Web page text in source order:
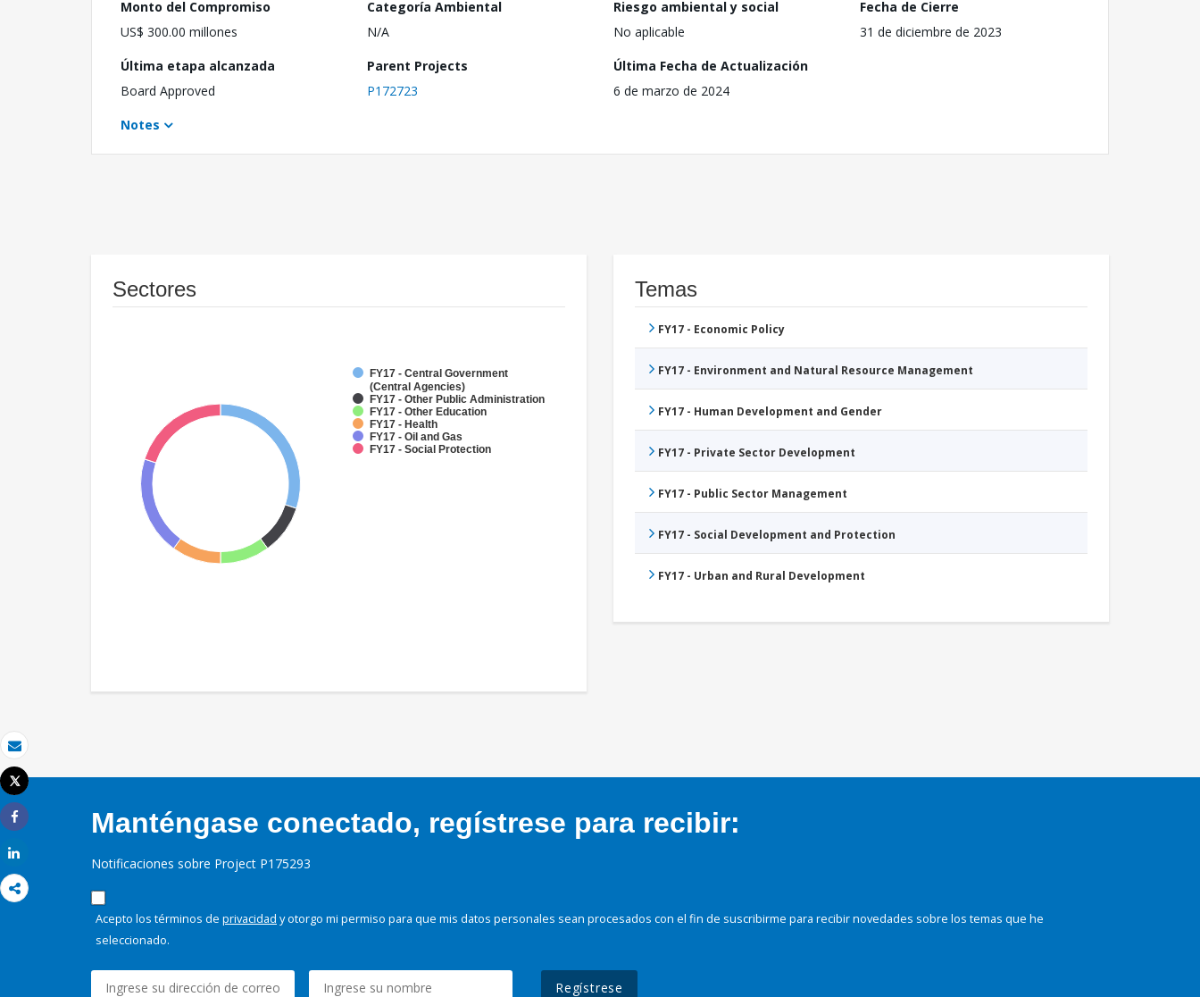
Correo electrónico
Imprimir
Tweet
Share
Monto del Compromiso
US$ 300.00 millones
Categoría Ambiental
N/A
Riesgo ambiental y social
No aplicable
Fecha de Cierre
31 de diciembre de 2023
Última etapa alcanzada
Board Approved
Parent Projects
P172723
Última Fecha de Actualización
6 de marzo de 2024
Notes
Sectores
FY17 - Central Government
(Central Agencies)
FY17 - Other Public Administration
FY17 - Other Education
FY17 - Health
FY17 - Oil and Gas
FY17 - Social Protection
Temas
FY17 - Economic Policy
FY17 - Environment and Natural Resource Management
FY17 - Human Development and Gender
FY17 - Private Sector Development
FY17 - Public Sector Management
FY17 - Social Development and Protection
FY17 - Urban and Rural Development
Manténgase conectado, regístrese para recibir:
Notificaciones sobre Project P175293
Acepto los términos de privacidad y otorgo mi permiso para que mis datos personales sean procesados con el fin de suscribirme para recibir novedades sobre los temas que he
seleccionado.
Regístrese